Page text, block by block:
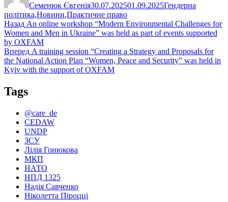
Семенюк Євгенія30.07.202501.09.2025Гендерна
політика,Новини,Практичне право
Навігація
записів
Назад Попередній
запис:
An online workshop “Modern Environmental Challenges for
Women and Men in Ukraine” was held as part of events supported
by OXFAM
Вперед Наступний
запис:
A training session “Creating a Strategy and Proposals for
the National Action Plan “Women, Peace and Security” was held in
Kyiv with the support of OXFAM
Tags
@care_de
CEDAW
UNDP
ЗСУ
Лілія Гонюкова
МКП
НАТО
НПД 1325
Надія Савченко
Ніколетта Піроцці